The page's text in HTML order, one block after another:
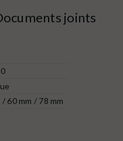
joints
/ 60 mm / 78 mm